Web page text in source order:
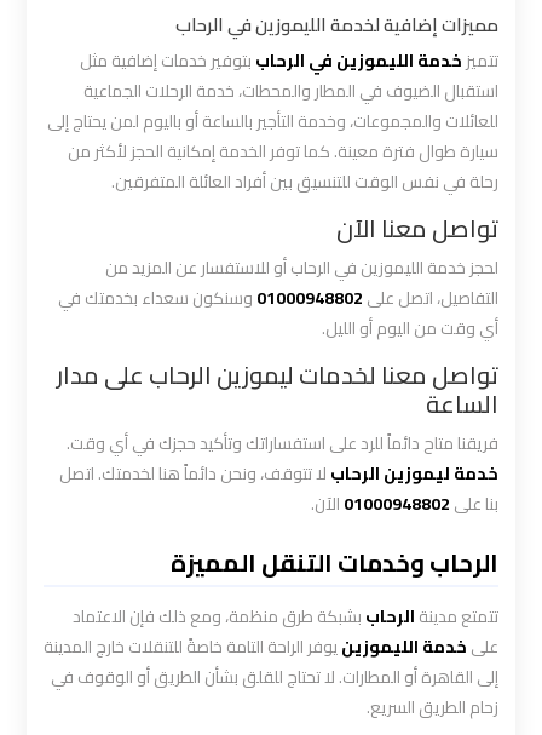
مميزات إضافية لخدمة الليموزين في الرحاب
تتميزخدمة الليموزين في الرحاببتوفير خدمات إضافية مثل
استقبال الضيوف في المطار والمحطات، خدمة الرحلات الجماعية
للعائلات والمجموعات، وخدمة التأجير بالساعة أو باليوم لمن يحتاج إلى
سيارة طوال فترة معينة. كما توفر الخدمة إمكانية الحجز لأكثر من
رحلة في نفس الوقت للتنسيق بين أفراد العائلة المتفرقين.
تواصل معنا الآن
لحجز خدمة الليموزين في الرحاب أو للاستفسار عن المزيد من
التفاصيل، اتصل على01000948802وسنكون سعداء بخدمتك في
أي وقت من اليوم أو الليل.
تواصل معنا لخدمات ليموزين الرحاب على مدار
الساعة
فريقنا متاح دائماً للرد على استفساراتك وتأكيد حجزك في أي وقت.
خدمة ليموزين الرحابلا تتوقف، ونحن دائماً هنا لخدمتك. اتصل
بنا على01000948802الآن.
الرحاب وخدمات التنقل المميزة
تتمتع مدينةالرحاببشبكة طرق منظمة، ومع ذلك فإن الاعتماد
علىخدمة الليموزينيوفر الراحة التامة خاصةً للتنقلات خارج المدينة
إلى القاهرة أو المطارات. لا تحتاج للقلق بشأن الطريق أو الوقوف في
زحام الطريق السريع.
القاهرة
اسكندرية
ليموزين
العرب
مرسي
مطروح
ليموزين
الاسكندرية
القاهرة
ليموزين
القاهرة
للاسكندرية